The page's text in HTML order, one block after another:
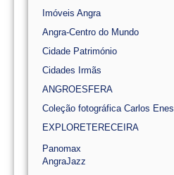
Imóveis Angra
Angra-Centro do Mundo
Cidade Património
Cidades Irmãs
ANGROESFERA
Coleção fotográfica Carlos Enes
EXPLORETERECEIRA
Panomax
AngraJazz